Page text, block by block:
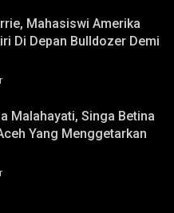
Mahasiswi Amerika
Di Depan Bulldozer Demi
Malahayati, Singa Betina
Yang Menggetarkan